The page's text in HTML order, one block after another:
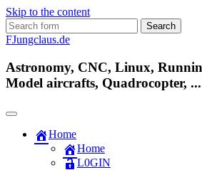
Skip to the content
Search
for:
FJungclaus.de
Astronomy, CNC, Linux,
Model aircrafts, Quadrocopter, ...
Home
Home
L​0​​GIN